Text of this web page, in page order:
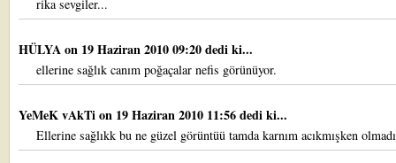
rika sevgiler...
HÜLYAon 19 Haziran 2010 09:20 dedi ki...
ellerine sağlık canım poğaçalar nefis görünüyor.
YeMeK vAkTion 19 Haziran 2010 11:56 dedi ki...
Ellerine sağlıkk bu ne güzel görüntüü tamda karnım acıkmışken